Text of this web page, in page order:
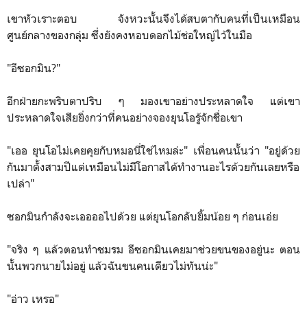
เขาหัวเราะตอบ จังหวะนั้นจึงได้สบตากับคนที่เป็นเหมือน
ศูนย์กลางของกลุ่ม ซึ่งยังคงหอบดอกไม้ช่อใหญ่ไว้ในมือ
"อีซอกมิน?"
อีกฝ่ายกะพริบตาปริบ ๆ มองเขาอย่างประหลาดใจ แต่เขา
ประหลาดใจเสียยิ่งกว่าที่คนอย่างจองยุนโอรู้จักชื่อเขา
"เออ ยุนโอไม่เคยคุยกับหมอนี่ใช่ไหมล่ะ" เพื่อนคนนั้นว่า "อยู่ด้วย
กันมาตั้งสามปีแต่เหมือนไม่มีโอกาสได้ทำงานอะไรด้วยกันเลยหรือ
เปล่า"
ซอกมินกำลังจะเออออไปด้วย แต่ยุนโอกลับยิ้มน้อย ๆ ก่อนเอ่ย
"จริง ๆ แล้วตอนทำชมรม อีซอกมินเคยมาช่วยขนของอยู่นะ ตอน
นั้นพวกนายไม่อยู่ แล้วฉันขนคนเดียวไม่ทันน่ะ"
"อ่าว เหรอ"